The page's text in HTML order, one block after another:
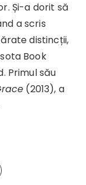
Și-a dorit să
a scris
distincții,
Book
Primul său
(2013), a